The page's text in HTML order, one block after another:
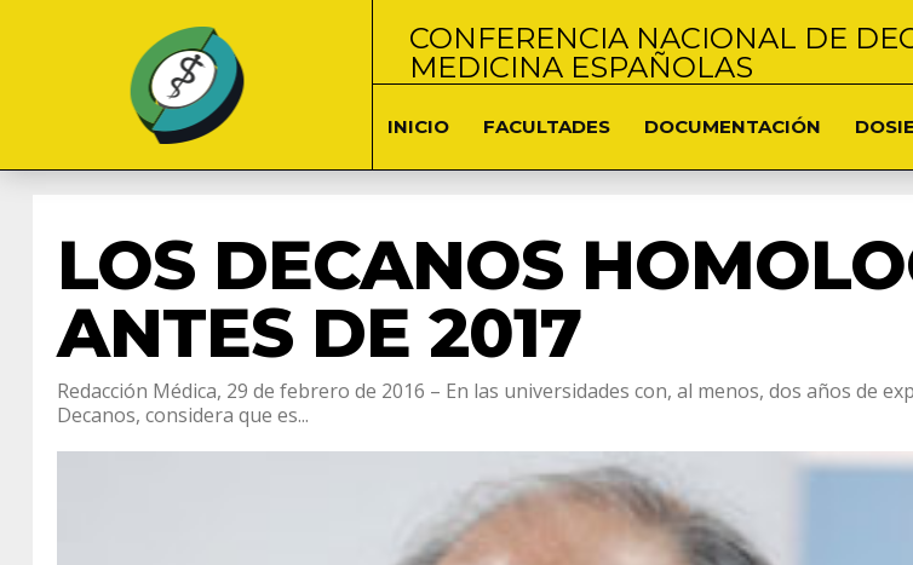
CONFERENCIA NACIONAL DE
MEDICINA ESPAÑOLAS
INICIO FACULTADES DOCUMENTACIÓN
LOS DECANOS
ANTES DE 2017
Redacción Médica, 29 de febrero de 2016 – En las universidades con, al menos, dos años de
Decanos, considera que es...